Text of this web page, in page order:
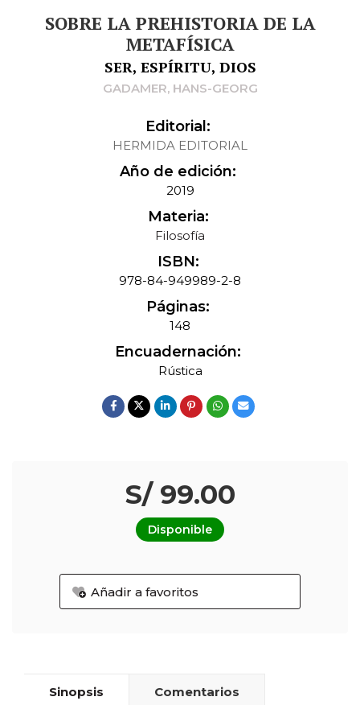
SOBRE LA PREHISTORIA DE LA
METAFÍSICA
SER, ESPÍRITU, DIOS
GADAMER, HANS-GEORG
Editorial:
HERMIDA EDITORIAL
Año de edición:
2019
Materia:
Filosofía
ISBN:
978-84-949989-2-8
Páginas:
148
Encuadernación:
Rústica
S/ 99.00
Disponible
Añadir a favoritos
Sinopsis Comentarios